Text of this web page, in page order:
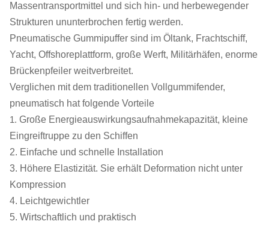
Massentransportmittel und sich hin- und herbewegender
Strukturen ununterbrochen fertig werden.
Pneumatische Gummipuffer sind im Öltank, Frachtschiff,
Yacht, Offshoreplattform, große Werft, Militärhäfen, enorme
Brückenpfeiler weitverbreitet.
Verglichen mit dem traditionellen Vollgummifender,
pneumatisch hat folgende Vorteile
1. Große Energieauswirkungsaufnahmekapazität, kleine
Eingreiftruppe zu den Schiffen
2. Einfache und schnelle Installation
3. Höhere Elastizität. Sie erhält Deformation nicht unter
Kompression
4. Leichtgewichtler
5. Wirtschaftlich und praktisch